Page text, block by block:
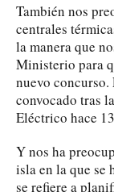
También nos
centrales
la manera que
Ministerio para
nuevo concurso.
convocado tras
Eléctrico hace
Y nos ha
isla en la que se
se refiere a